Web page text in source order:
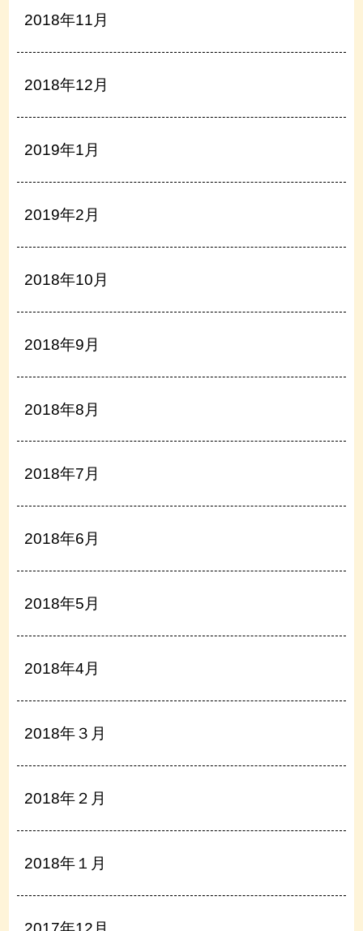
2018年11月
2018年12月
2019年1月
2019年2月
2018年10月
2018年9月
2018年8月
2018年7月
2018年6月
2018年5月
2018年4月
2018年３月
2018年２月
2018年１月